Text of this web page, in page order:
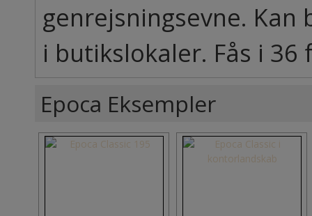
genrejsningsevne.
i butikslokaler. Fås i 36
Epoca Eksempler